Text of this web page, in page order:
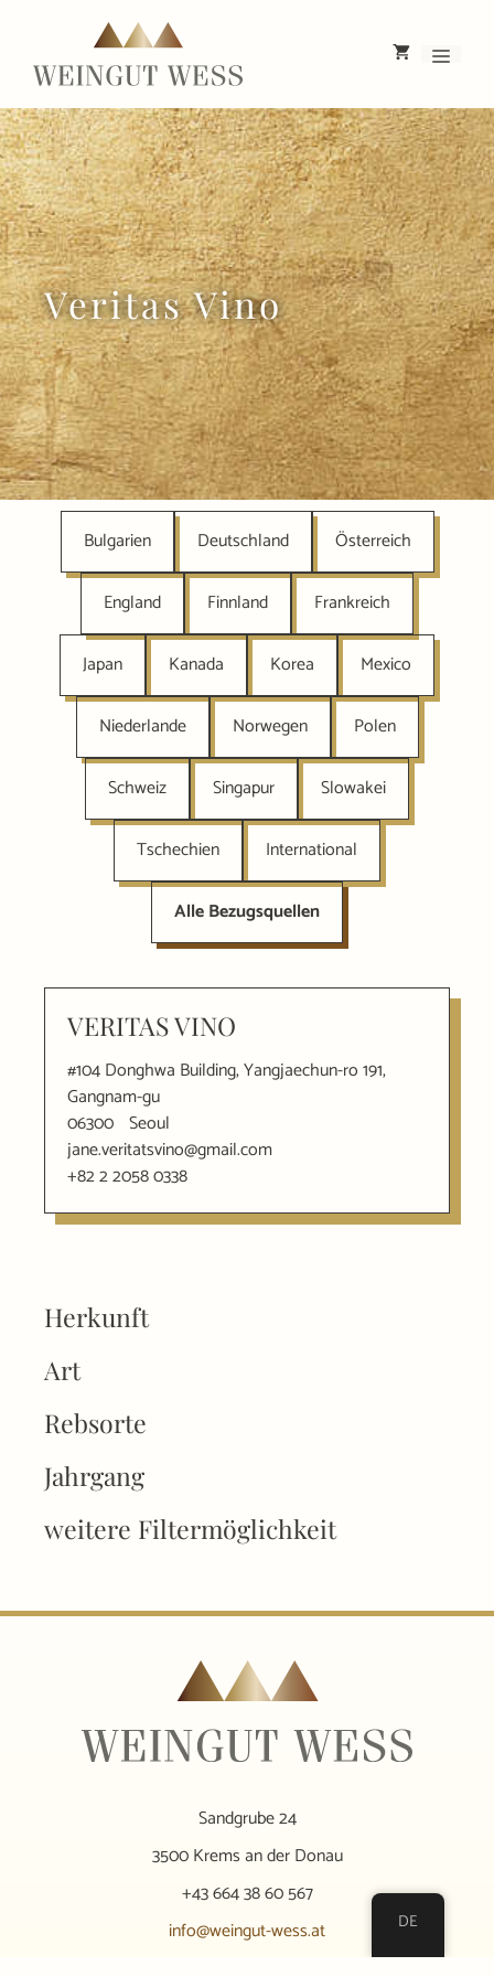
springen
Menü
Veritas Vino
Bulgarien Deutschland Österreich
England Finnland Frankreich
Japan Kanada Korea Mexico
Niederlande Norwegen Polen
Schweiz Singapur Slowakei
Tschechien International
Alle Bezugsquellen
VERITAS VINO
#104 Donghwa Building, Yangjaechun-ro 191,
Gangnam-gu
06300 Seoul
jane.veritatsvino@gmail.com
+82 2 2058 0338
Herkunft
Art
Rebsorte
Jahrgang
weitere Filtermöglichkeit
Sandgrube 24
3500 Krems an der Donau
+43 664 38 60 567
info@weingut-wess.at
DE